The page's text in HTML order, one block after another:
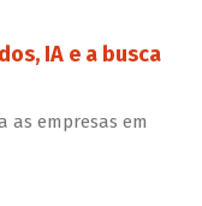
IA e a busca
as empresas em